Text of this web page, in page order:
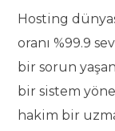
Hosting
oranı %99.9
bir sorun
bir sistem
hakim bir